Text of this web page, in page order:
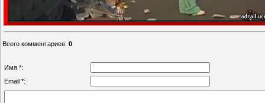
Всего комментариев: 0
Имя *:
Email *: